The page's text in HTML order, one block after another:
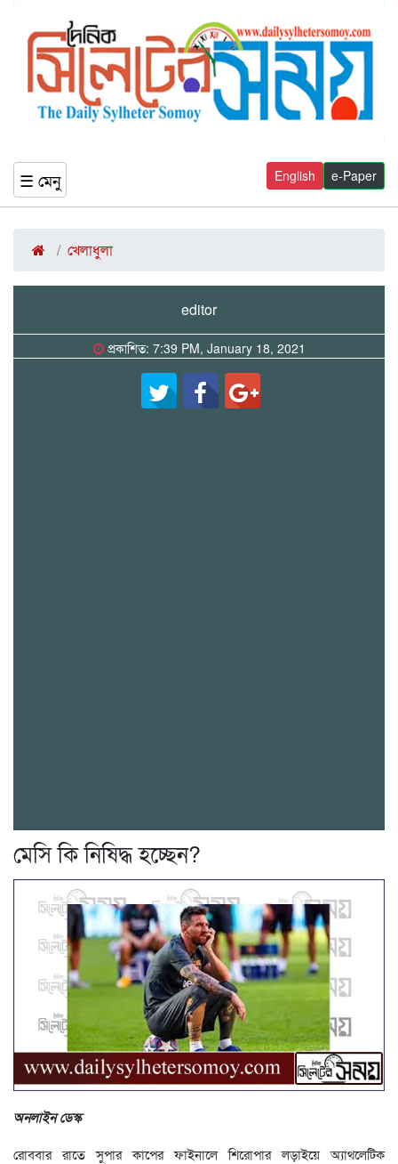
☰ মেনু e-Paper
English
খেলাধুলা
editor
প্রকাশিত: 7:39 PM, January 18, 2021
মেসি কি নিষিদ্ধ হচ্ছেন?
অনলাইন ডেস্ক
রোববার রাতে সুপার কাপের ফাইনালে শিরোপার লড়াইয়ে অ্যাথলেটিক